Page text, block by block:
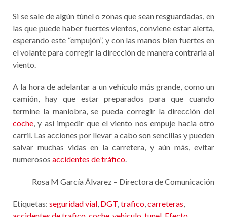
Si se sale de algún túnel o zonas que sean resguardadas, en
las que puede haber fuertes vientos, conviene estar alerta,
esperando este “empujón”, y con las manos bien fuertes en
el volante para corregir la dirección de manera contraria al
viento.
A la hora de adelantar a un vehículo más grande, como un
camión, hay que estar preparados para que cuando
termine la maniobra, se pueda corregir la dirección del
coche, y así impedir que el viento nos empuje hacia otro
carril. Las acciones por llevar a cabo son sencillas y pueden
salvar muchas vidas en la carretera, y aún más, evitar
numerosos accidentes de tráfico.
Rosa M García Álvarez – Directora de Comunicación
Etiquetas: seguridad vial, DGT,trafico,carreteras,